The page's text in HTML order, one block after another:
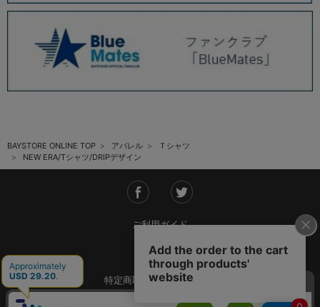
BAYSTORE ONLINE TOP アパレル
Ｔシャツ
NEW ERA/Tシャツ/DRIPデザイン
ご利用ガイド
会社概要
特定商取引法に基づく表記